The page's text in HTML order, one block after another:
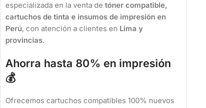
especializada en la venta de tóner compatible,
cartuchos de tinta e insumos de impresión en
Perú, con atención a clientes en Lima y
provincias.
Ahorra hasta 80% en impresión
💰
Ofrecemos cartuchos compatibles 100% nuevos